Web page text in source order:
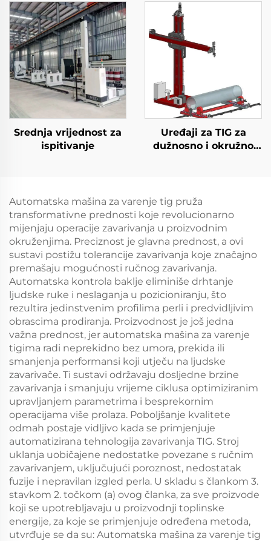
Srednja vrijednost za
ispitivanje
Uređaji za TIG za
dužnosno i okružno
Automatska mašina za varenje tig pruža
transformativne prednosti koje revolucionarno
mijenjaju operacije zavarivanja u proizvodnim
okruženjima. Preciznost je glavna prednost, a ovi
sustavi postižu tolerancije zavarivanja koje značajno
premašaju mogućnosti ručnog zavarivanja.
Automatska kontrola baklje eliminiše drhtanje
ljudske ruke i neslaganja u pozicioniranju, što
rezultira jedinstvenim profilima perli i predvidljivim
obrascima prodiranja. Proizvodnost je još jedna
važna prednost, jer automatska mašina za varenje
tigima radi neprekidno bez umora, prekida ili
smanjenja performansi koji utječu na ljudske
zavarivače. Ti sustavi održavaju dosljedne brzine
zavarivanja i smanjuju vrijeme ciklusa optimiziranim
upravljanjem parametrima i besprekornim
operacijama više prolaza. Poboljšanje kvalitete
odmah postaje vidljivo kada se primjenjuje
automatizirana tehnologija zavarivanja TIG. Stroj
uklanja uobičajene nedostatke povezane s ručnim
zavarivanjem, uključujući poroznost, nedostatak
fuzije i nepravilan izgled perla. U skladu s člankom 3.
stavkom 2. točkom (a) ovog članka, za sve proizvode
koji se upotrebljavaju u proizvodnji toplinske
energije, za koje se primjenjuje određena metoda,
utvrđuje se da su: Automatska mašina za varenje tig